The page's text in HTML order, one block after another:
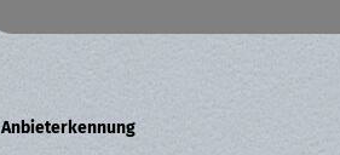
Anbieterkennung